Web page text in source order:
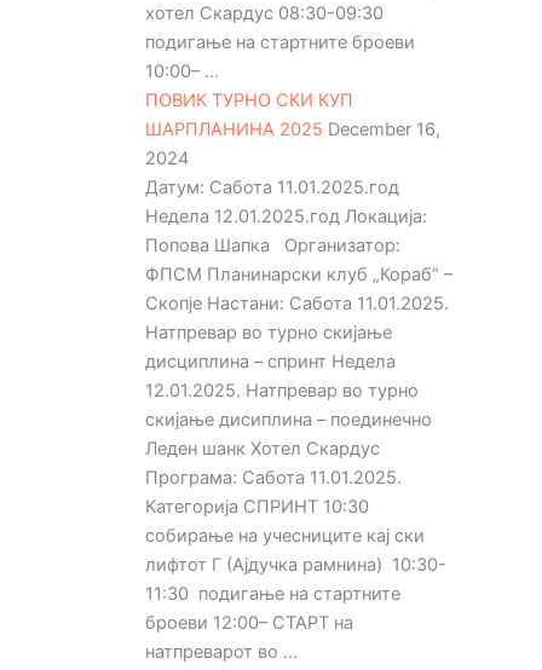
хотел Скардус 08:30-09:30
подигање на стартните броеви
10:00– ...
ПОВИК ТУРНО СКИ КУП
ШАРПЛАНИНА 2025 December 16,
2024
Датум: Сабота 11.01.2025.год
Недела 12.01.2025.год Локација:
Попова Шапка Организатор:
ФПСМ Планинарски клуб „Кораб“ –
Скопје Настани: Сабота 11.01.2025.
Натпревар во турно скијање
дисциплина – спринт Недела
12.01.2025. Натпревар во турно
скијање дисиплина – поединечно
Леден шанк Хотел Скардус
Програма: Сабота 11.01.2025.
Категорија СПРИНТ 10:30
собирање на учесниците кај ски
лифтот Г (Ајдучка рамнина) 10:30-
11:30 подигање на стартните
броеви 12:00– СТАРТ на
натпреварот во ...